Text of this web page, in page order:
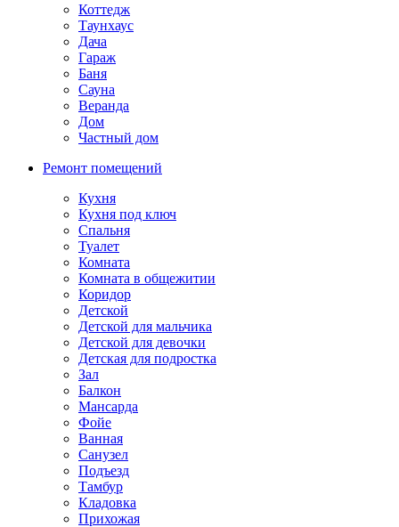
Коттедж
Таунхаус
Дача
Гараж
Баня
Сауна
Веранда
Дом
Частный дом
Ремонт помещений
Кухня
Кухня под ключ
Спальня
Туалет
Комната
Комната в общежитии
Коридор
Детской
Детской для мальчика
Детской для девочки
Детская для подростка
Зал
Балкон
Мансарда
Фойе
Ванная
Санузел
Подъезд
Тамбур
Кладовка
Прихожая